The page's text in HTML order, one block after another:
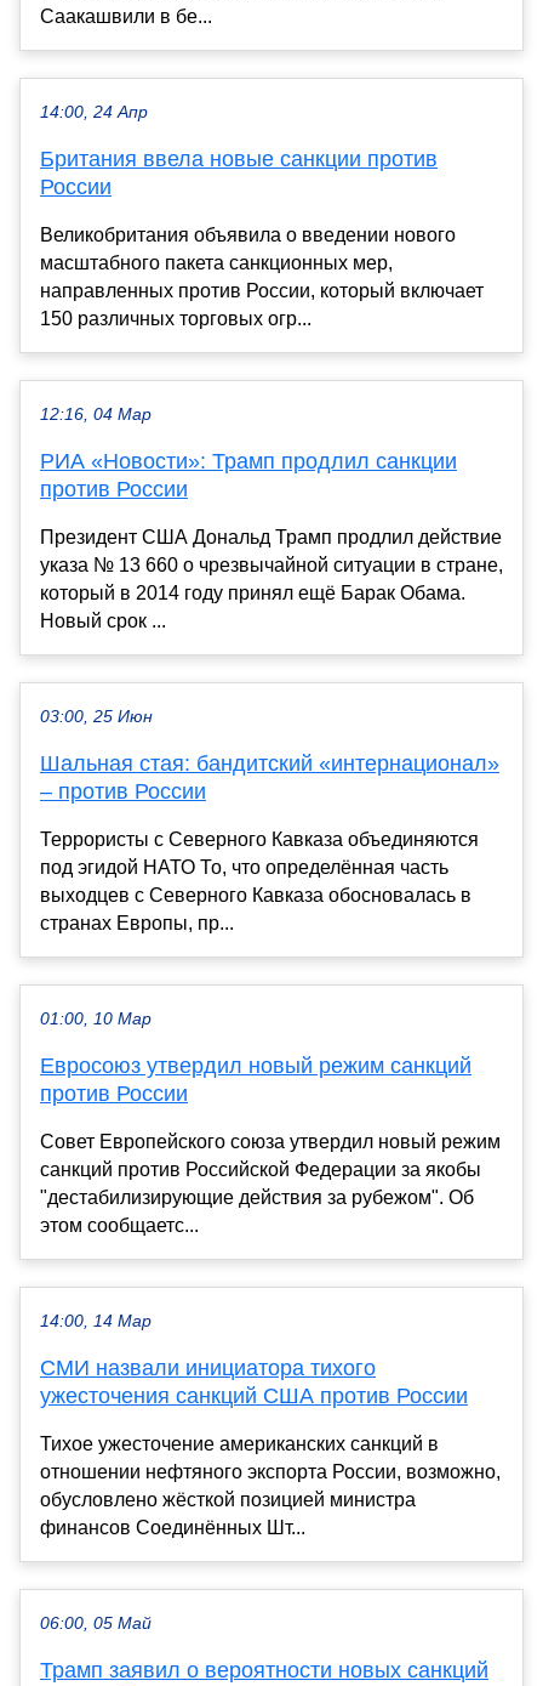
Саакашвили в бе...
14:00, 24 Апр
Британия ввела новые санкции против
России
Великобритания объявила о введении нового
масштабного пакета санкционных мер,
направленных против России, который включает
150 различных торговых огр...
12:16, 04 Мар
РИА «Новости»: Трамп продлил санкции
против России
Президент США Дональд Трамп продлил действие
указа № 13 660 о чрезвычайной ситуации в стране,
который в 2014 году принял ещё Барак Обама.
Новый срок ...
03:00, 25 Июн
Шальная стая: бандитский «интернационал»
– против России
Террористы с Северного Кавказа объединяются
под эгидой НАТО То, что определённая часть
выходцев с Северного Кавказа обосновалась в
странах Европы, пр...
01:00, 10 Мар
Евросоюз утвердил новый режим санкций
против России
Совет Европейского союза утвердил новый режим
санкций против Российской Федерации за якобы
"дестабилизирующие действия за рубежом". Об
этом сообщаетс...
14:00, 14 Мар
СМИ назвали инициатора тихого
ужесточения санкций США против России
Тихое ужесточение американских санкций в
отношении нефтяного экспорта России, возможно,
обусловлено жёсткой позицией министра
финансов Соединённых Шт...
06:00, 05 Май
Трамп заявил о вероятности новых санкций